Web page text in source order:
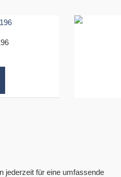
jederzeit für eine umfassende